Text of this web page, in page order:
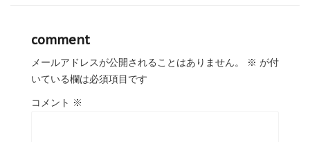
comment
メールアドレスが公開されることはありません。 ※ が付
いている欄は必須項目です
コメント ※